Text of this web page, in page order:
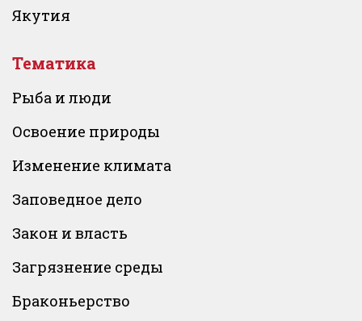
Якутия
Тематика
Рыба и люди
Освоение природы
Изменение климата
Заповедное дело
Закон и власть
Загрязнение среды
Браконьерство